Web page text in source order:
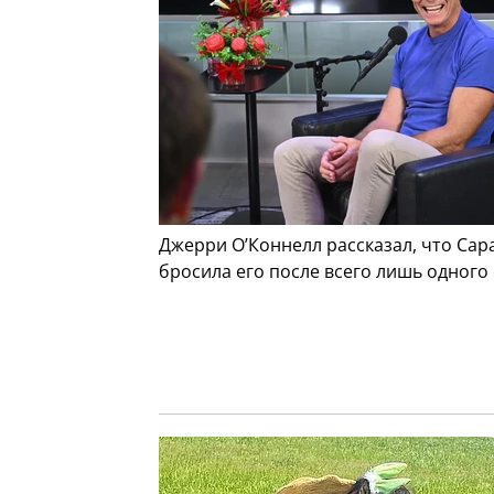
Джерри О’Коннелл рассказал, что
бросила его после всего лишь